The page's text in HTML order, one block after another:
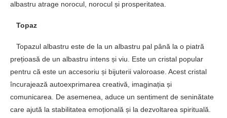
albastru atrage norocul, norocul și prosperitatea.
Topaz
Topazul albastru este de la un albastru pal până la o piatră
prețioasă de un albastru intens și viu. Este un cristal popular
pentru că este un accesoriu și bijuterii valoroase. Acest cristal
încurajează autoexprimarea creativă, imaginația și
comunicarea. De asemenea, aduce un sentiment de seninătate
care ajută la stabilitatea emoțională și la dezvoltarea spirituală.